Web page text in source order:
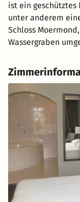
ist ein
unter anderem
Schloss
Wassergraben